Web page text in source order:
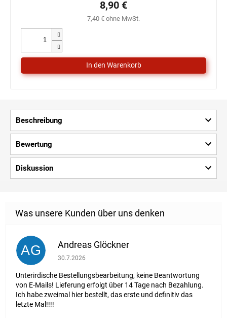
7,40 € ohne MwSt.
8,90 €
Beschreibung
Bewertung
Diskussion
AG Andreas Glöckner
Die Shop-Bewertung beträgt 1 von 5 Sternen.
30.7.2026
Unterirdische Bestellungsbearbeitung, keine Beantwortung
von E-Mails! Lieferung erfolgt über 14 Tage nach Bezahlung.
Ich habe zweimal hier bestellt, das erste und definitiv das
letzte Mal!!!!